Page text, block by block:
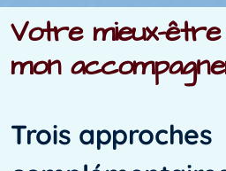
Votre mieux-
mon
Trois approches